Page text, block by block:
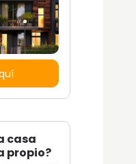
casa
propio?